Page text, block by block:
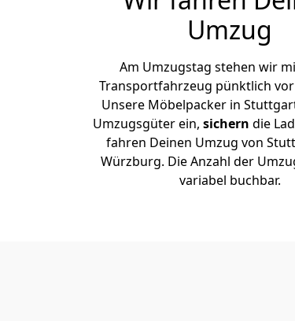
Umzug
Am Umzugstag stehen wir
Transportfahrzeug pünktlich vor
Unsere Möbelpacker in
Umzugsgüter ein, sichern die
fahren Deinen Umzug von
Würzburg. Die Anzahl der
variabel buchbar.